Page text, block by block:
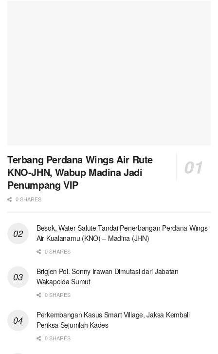
Terbang Perdana Wings Air Rute
KNO-JHN, Wabup Madina Jadi
Penumpang VIP
0 SHARES
Besok, Water Salute Tandai Penerbangan Perdana Wings
Air Kualanamu (KNO) – Madina (JHN)
0 SHARES
Brigjen Pol. Sonny Irawan Dimutasi dari Jabatan
Wakapolda Sumut
0 SHARES
Perkembangan Kasus Smart Village, Jaksa Kembali
Periksa Sejumlah Kades
0 SHARES